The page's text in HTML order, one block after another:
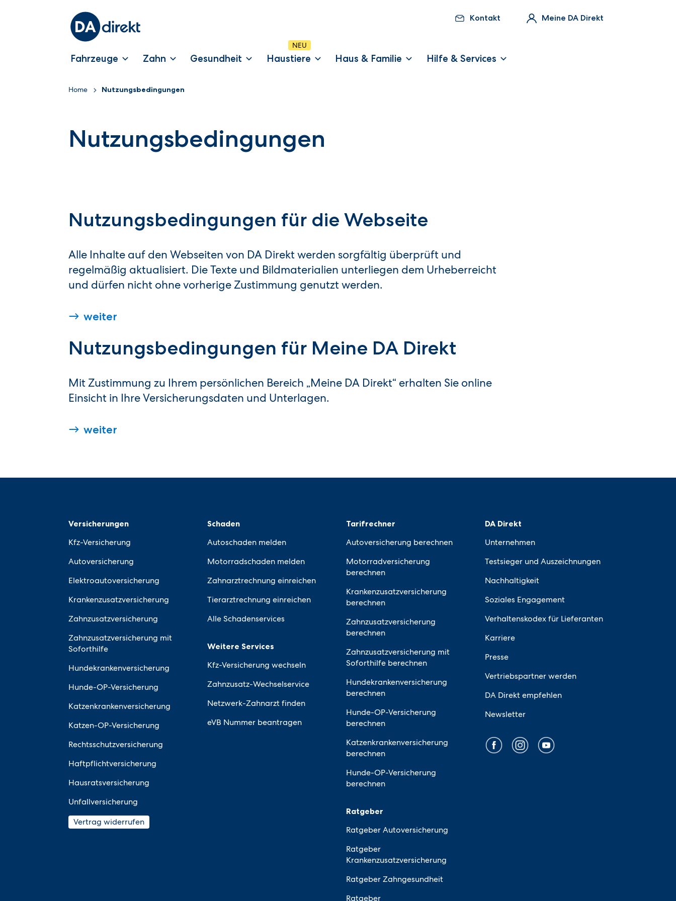
Kontakt Meine DA Direkt
Fahrzeuge Zahn Gesundheit Haustiere Haus & Familie Hilfe & Services
Home Nutzungsbedingungen
Nutzungsbedingungen
Nutzungsbedingungen für die Webseite
Alle Inhalte auf den Webseiten von DA Direkt werden sorgfältig überprüft und
regelmäßig aktualisiert. Die Texte und Bildmaterialien unterliegen dem Urheberreicht
und dürfen nicht ohne vorherige Zustimmung genutzt werden.
weiter
Nutzungsbedingungen für Meine DA Direkt
Mit Zustimmung zu Ihrem persönlichen Bereich „Meine DA Direkt“ erhalten Sie online
Einsicht in Ihre Versicherungsdaten und Unterlagen.
weiter
Versicherungen
Kfz-Versicherung
Autoversicherung
Elektroautoversicherung
Krankenzusatzversicherung
Zahnzusatzversicherung
Zahnzusatzversicherung mit
Soforthilfe
Hundekrankenversicherung
Hunde-OP-Versicherung
Katzenkrankenversicherung
Katzen-OP-Versicherung
Rechtsschutzversicherung
Haftpflichtversicherung
Hausratsversicherung
Unfallversicherung
Vertrag widerrufen
Schaden
Autoschaden melden
Motorradschaden melden
Zahnarztrechnung einreichen
Tierarztrechnung einreichen
Alle Schadenservices
Weitere Services
Kfz-Versicherung wechseln
Zahnzusatz-Wechselservice
Netzwerk-Zahnarzt finden
eVB Nummer beantragen
Tarifrechner
Autoversicherung berechnen
Motorradversicherung
berechnen
Krankenzusatzversicherung
berechnen
Zahnzusatzversicherung
berechnen
Zahnzusatzversicherung mit
Soforthilfe berechnen
Hundekrankenversicherung
berechnen
Hunde-OP-Versicherung
berechnen
Katzenkrankenversicherung
berechnen
Hunde-OP-Versicherung
berechnen
Ratgeber
Ratgeber Autoversicherung
Ratgeber
Krankenzusatzversicherung
Ratgeber Zahngesundheit
Ratgeber
DA Direkt
Unternehmen
Testsieger und Auszeichnungen
Nachhaltigkeit
Soziales Engagement
Verhaltenskodex für Lieferanten
Karriere
Presse
Vertriebspartner werden
DA Direkt empfehlen
Newsletter